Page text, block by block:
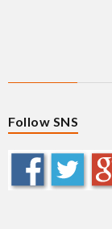
Follow SNS